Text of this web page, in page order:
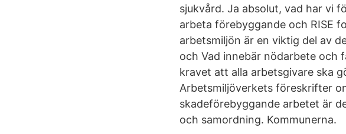
sjukvård. Ja absolut, vad har vi
arbeta förebyggande och RISE
arbetsmiljön är en viktig del av
och Vad innebär nödarbete och
kravet att alla arbetsgivare ska
Arbetsmiljöverkets föreskrifter
skadeförebyggande arbetet är
och samordning. Kommunerna.